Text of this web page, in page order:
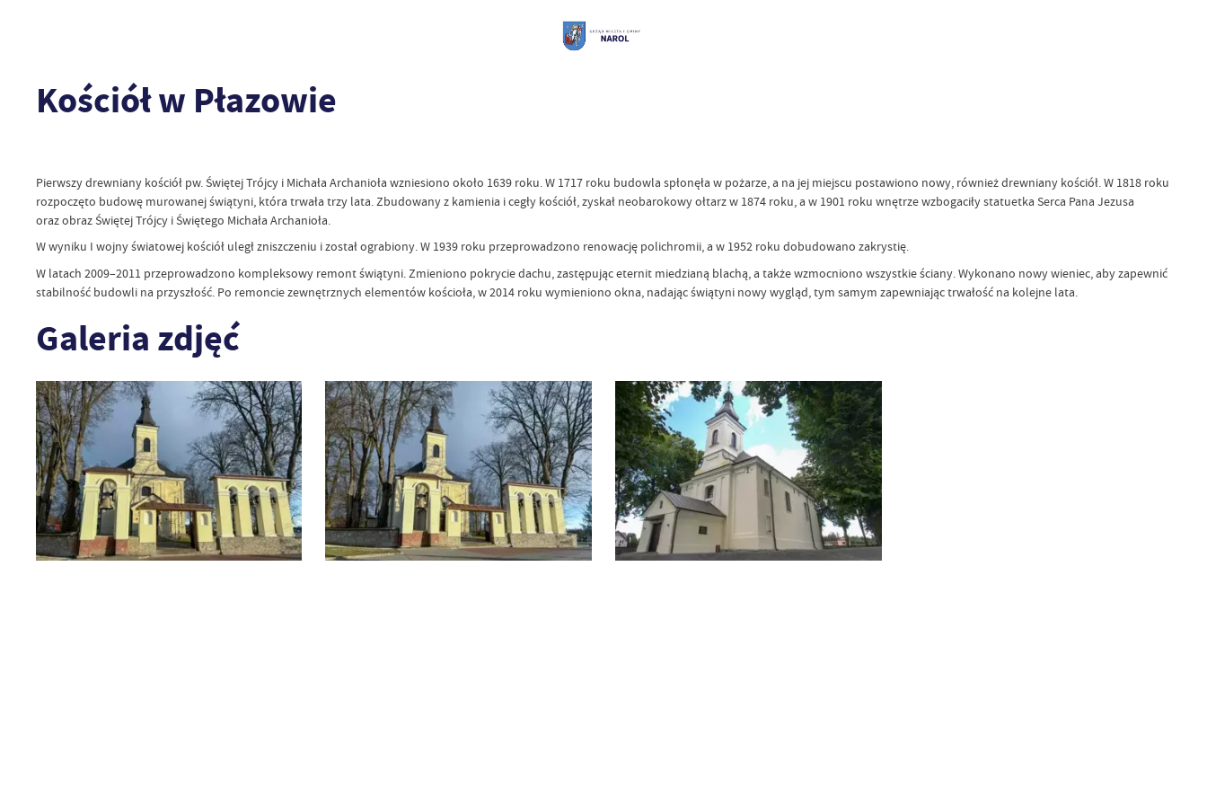
Kościół w Płazowie
Pierwszy drewniany kościół pw. Świętej Trójcy i Michała Archanioła wzniesiono około 1639 roku. W 1717 roku budowla spłonęła w pożarze, a na jej miejscu postawiono nowy, również drewniany kościół. W 1818 roku
rozpoczęto budowę murowanej świątyni, która trwała trzy lata. Zbudowany z kamienia i cegły kościół, zyskał neobarokowy ołtarz w 1874 roku, a w 1901 roku wnętrze wzbogaciły statuetka Serca Pana Jezusa
oraz obraz Świętej Trójcy i Świętego Michała Archanioła.
W wyniku I wojny światowej kościół uległ zniszczeniu i został ograbiony. W 1939 roku przeprowadzono renowację polichromii, a w 1952 roku dobudowano zakrystię.
W latach 2009–2011 przeprowadzono kompleksowy remont świątyni. Zmieniono pokrycie dachu, zastępując eternit miedzianą blachą, a także wzmocniono wszystkie ściany. Wykonano nowy wieniec, aby zapewnić
stabilność budowli na przyszłość. Po remoncie zewnętrznych elementów kościoła, w 2014 roku wymieniono okna, nadając świątyni nowy wygląd, tym samym zapewniając trwałość na kolejne lata.
Galeria zdjęć